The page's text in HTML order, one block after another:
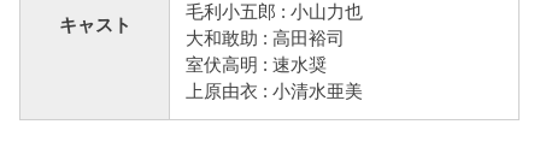
キャスト
毛利小五郎 : 小山力也
大和敢助 : 高田裕司
室伏高明 : 速水奨
上原由衣 : 小清水亜美